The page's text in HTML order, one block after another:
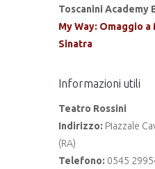
Toscanini Academy
My Way: Omaggio a
Sinatra
Informazioni utili
Teatro Rossini
Indirizzo: Piazzale
(RA)
Telefono: 0545